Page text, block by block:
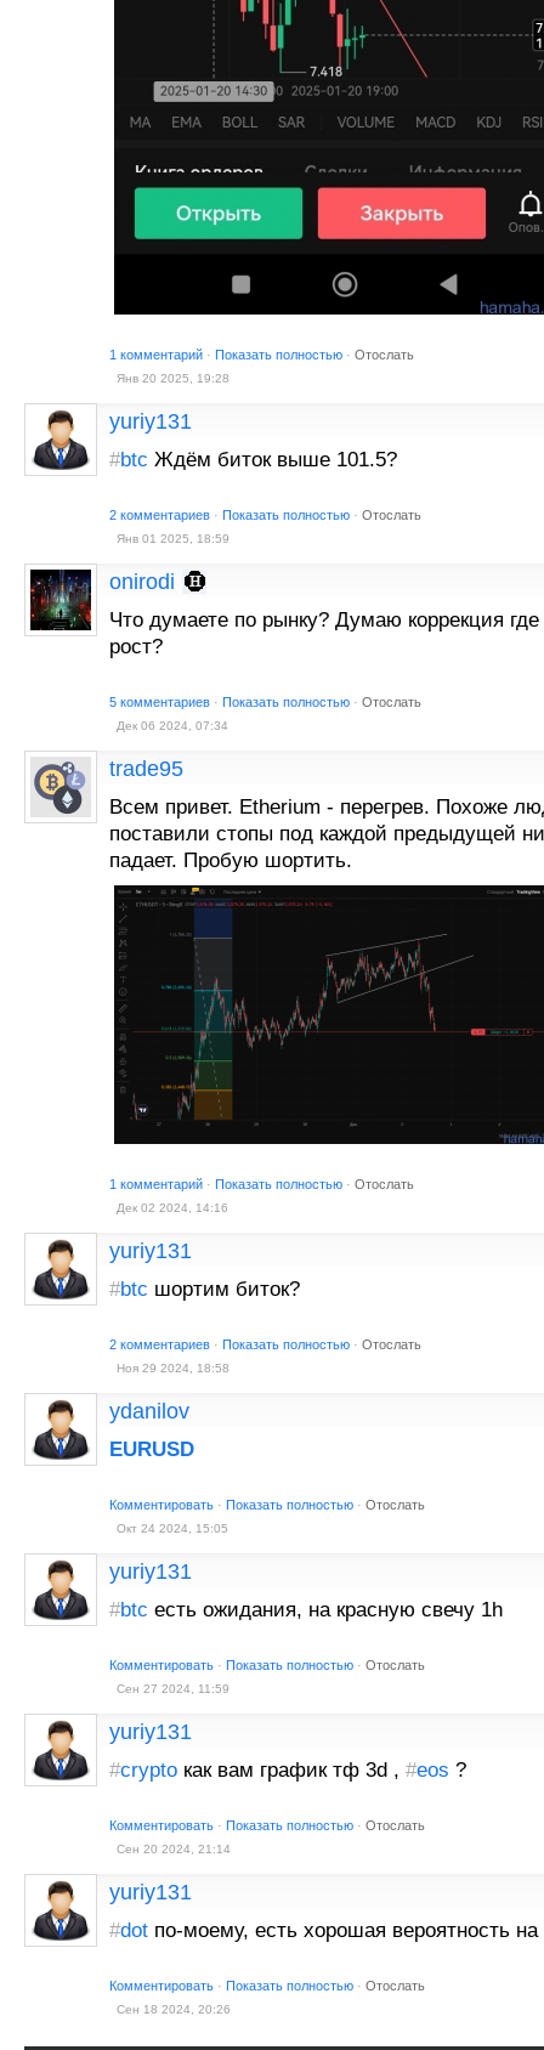
1 комментарий · Показать полностью · Отослать
Янв 20 2025, 19:28
yuriy131
#btc Ждём биток выше 101.5?
2 комментариев · Показать полностью · Отослать
Янв 01 2025, 18:59
onirodi
Что думаете по рынку? Думаю коррекция
рост?
5 комментариев · Показать полностью · Отослать
Дек 06 2024, 07:34
trade95
Всем привет. Etherium - перегрев. Похоже
поставили стопы под каждой предыдущей
падает. Пробую шортить.
1 комментарий · Показать полностью · Отослать
Дек 02 2024, 14:16
yuriy131
#btc шортим биток?
2 комментариев · Показать полностью · Отослать
Ноя 29 2024, 18:58
ydanilov
EURUSD
Комментировать · Показать полностью · Отослать
Окт 24 2024, 15:05
yuriy131
#btc есть ожидания, на красную свечу 1h
Комментировать · Показать полностью · Отослать
Сен 27 2024, 11:59
yuriy131
#crypto как вам график тф 3d , #eos ?
Комментировать · Показать полностью · Отослать
Сен 20 2024, 21:14
yuriy131
#dot по-моему, есть хорошая вероятность на
Комментировать · Показать полностью · Отослать
Сен 18 2024, 20:26